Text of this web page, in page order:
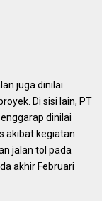
juga dinilai
Di sisi lain, PT
dinilai
akibat kegiatan
jalan tol pada
akhir Februari